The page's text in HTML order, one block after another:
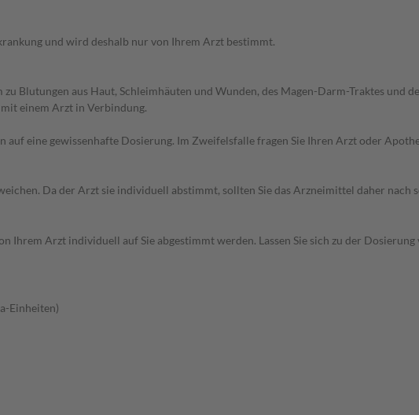
und wird deshalb nur von Ihrem Arzt bestimmt.
Blutungen aus Haut, Schleimhäuten und Wunden, des Magen-Darm-Traktes und
einem Arzt in Verbindung.
eine gewissenhafte Dosierung. Im Zweifelsfalle fragen Sie Ihren Arzt oder
Da der Arzt sie individuell abstimmt, sollten Sie das Arzneimittel daher nach
Ihrem Arzt individuell auf Sie abgestimmt werden. Lassen Sie sich zu der
Einheiten)